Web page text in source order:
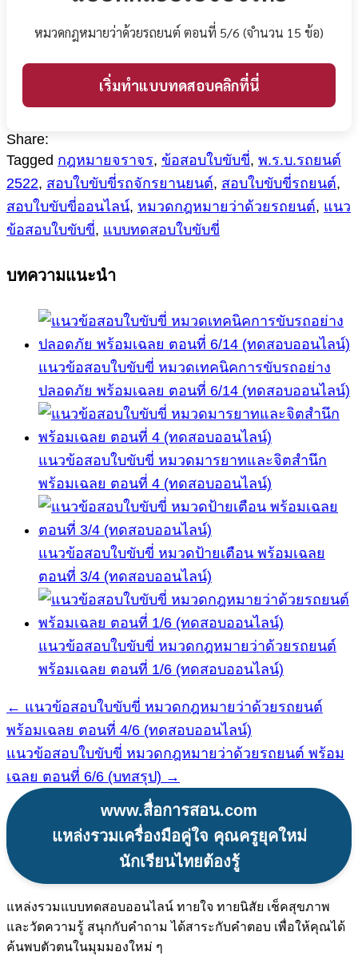
หมวดกฎหมายว่าด้วยรถยนต์ ตอนที่ 5/6 (จำนวน 15 ข้อ)
เริ่มทำแบบทดสอบคลิกที่นี่
Share:
Tagged กฎหมายจราจร, ข้อสอบใบขับขี่, พ.ร.บ.รถยนต์
2522, สอบใบขับขี่รถจักรยานยนต์, สอบใบขับขี่รถยนต์,
สอบใบขับขี่ออนไลน์, หมวดกฎหมายว่าด้วยรถยนต์, แนว
ข้อสอบใบขับขี่, แบบทดสอบใบขับขี่
บทความแนะนำ
แนวข้อสอบใบขับขี่ หมวดเทคนิคการขับรถอย่าง
ปลอดภัย พร้อมเฉลย ตอนที่ 6/14 (ทดสอบออนไลน์)
แนวข้อสอบใบขับขี่ หมวดมารยาทและจิตสำนึก
พร้อมเฉลย ตอนที่ 4 (ทดสอบออนไลน์)
แนวข้อสอบใบขับขี่ หมวดป้ายเตือน พร้อมเฉลย
ตอนที่ 3/4 (ทดสอบออนไลน์)
แนวข้อสอบใบขับขี่ หมวดกฎหมายว่าด้วยรถยนต์
พร้อมเฉลย ตอนที่ 1/6 (ทดสอบออนไลน์)
แนะแนว
เรื่อง
← แนวข้อสอบใบขับขี่ หมวดกฎหมายว่าด้วยรถยนต์
พร้อมเฉลย ตอนที่ 4/6 (ทดสอบออนไลน์)
แนวข้อสอบใบขับขี่ หมวดกฎหมายว่าด้วยรถยนต์ พร้อม
เฉลย ตอนที่ 6/6 (บทสรุป) →
www.สื่อการสอน.com
แหล่งรวมเครื่องมือคู่ใจ คุณครูยุคใหม่
นักเรียนไทยต้องรู้
แหล่งรวมแบบทดสอบออนไลน์ ทายใจ ทายนิสัย เช็คสุขภาพ
และวัดความรู้ สนุกกับคำถาม ได้สาระกับคำตอบ เพื่อให้คุณได้
ค้นพบตัวตนในมุมมองใหม่ ๆ